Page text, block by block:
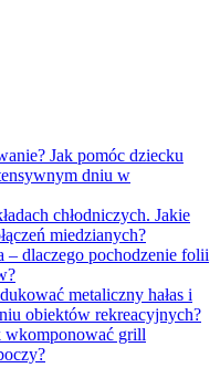
Jak pomóc dziecku
dniu w
chłodniczych. Jakie
miedzianych?
– dlaczego pochodzenie folii
metaliczny hałas i
obiektów rekreacyjnych?
wkomponować grill